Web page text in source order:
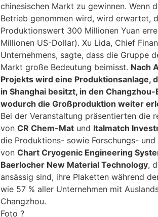
chinesischen Markt zu gewinnen. Wenn
Betrieb genommen wird, wird erwartet,
Produktionswert 300 Millionen Yuan
Millionen US-Dollar). Xu Lida, Chief
Unternehmens, sagte, dass die Gruppe
Markt große Bedeutung beimisst. Nach
Projekts wird eine Produktionsanlage,
in Shanghai besitzt, in den
wodurch die Großproduktion weiter
Bei der Veranstaltung präsentierten die
von CR Chem-Mat und Italmatch
die Produktions- sowie Forschungs-
von Chart Cryogenic Engineering
Baerlocher New Material Technology,
ansässig sind, ihre Plaketten während
wie 57 % aller Unternehmen mit
Changzhou.
Foto ?